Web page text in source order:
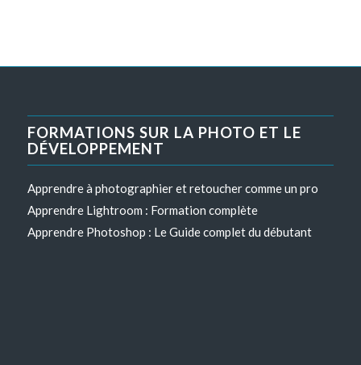
FORMATIONS SUR LA PHOTO ET LE
DÉVELOPPEMENT
Apprendre à photographier et retoucher comme un pro
Apprendre Lightroom : Formation complète
Apprendre Photoshop : Le Guide complet du débutant